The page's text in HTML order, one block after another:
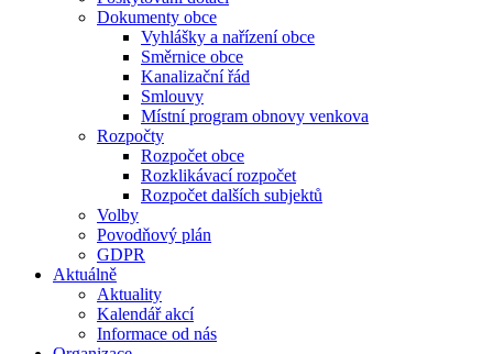
Dokumenty obce
Vyhlášky a nařízení obce
Směrnice obce
Kanalizační řád
Smlouvy
Místní program obnovy venkova
Rozpočty
Rozpočet obce
Rozklikávací rozpočet
Rozpočet dalších subjektů
Volby
Povodňový plán
GDPR
Aktuálně
Aktuality
Kalendář akcí
Informace od nás